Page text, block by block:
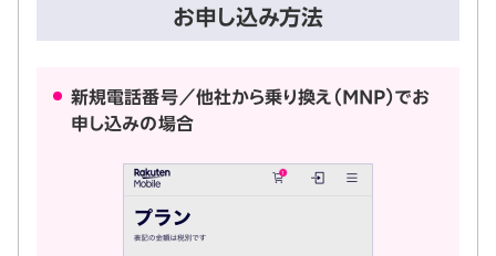
お申し込み方法
新規電話番号／他社から乗り換え（MNP）でお
申し込みの場合